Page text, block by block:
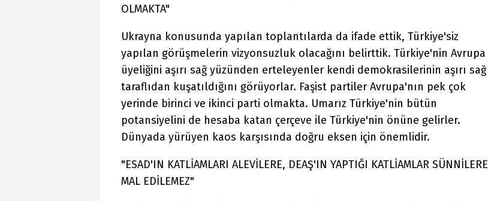
OLMAKTA"
Ukrayna konusunda yapılan toplantılarda da ifade ettik, Türkiye'siz
yapılan görüşmelerin vizyonsuzluk olacağını belirttik. Türkiye'nin Avrupa
üyeliğini aşırı sağ yüzünden erteleyenler kendi demokrasilerinin aşırı sağ
taraflıdan kuşatıldığını görüyorlar. Faşist partiler Avrupa'nın pek çok
yerinde birinci ve ikinci parti olmakta. Umarız Türkiye'nin bütün
potansiyelini de hesaba katan çerçeve ile Türkiye'nin önüne gelirler.
Dünyada yürüyen kaos karşısında doğru eksen için önemlidir.
"ESAD'IN KATLİAMLARI ALEVİLERE, DEAŞ'IN YAPTIĞI KATLİAMLAR SÜNNİLERE
MAL EDİLEMEZ"